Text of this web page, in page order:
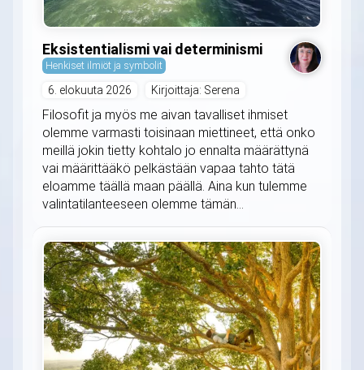
Eksistentialismi vai determinismi
Henkiset ilmiöt ja symbolit
6. elokuuta 2026 Kirjoittaja: Serena
Filosofit ja myös me aivan tavalliset ihmiset
olemme varmasti toisinaan miettineet, että onko
meillä jokin tietty kohtalo jo ennalta määrättynä
vai määrittääkö pelkästään vapaa tahto tätä
eloamme täällä maan päällä. Aina kun tulemme
valintatilanteeseen olemme tämän...